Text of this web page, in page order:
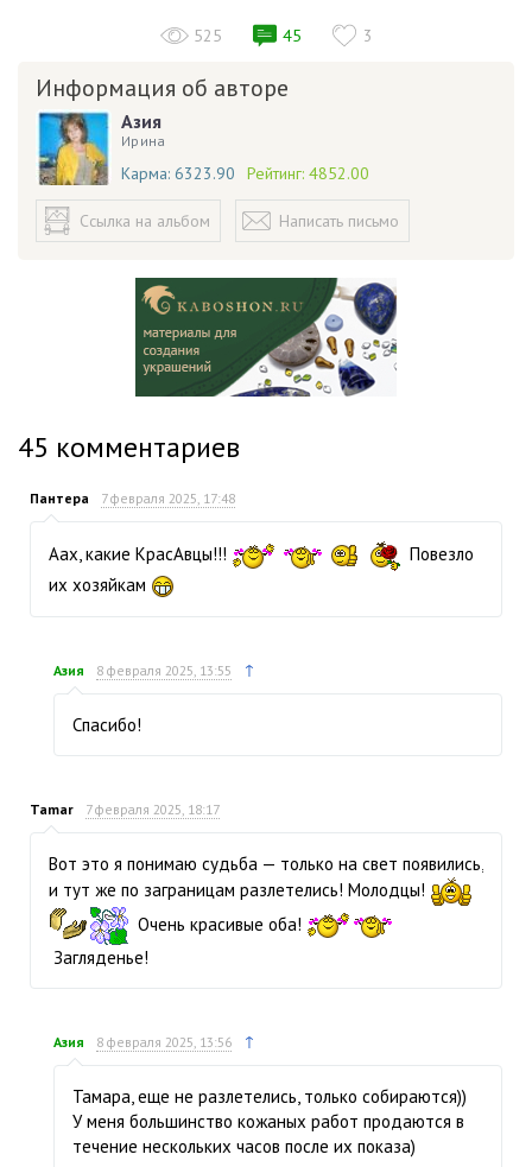
525 45 3
Информация об авторе
Азия
Ирина
Карма: 6323.90 Рейтинг: 4852.00
Ссылка на альбом Написать письмо
45 комментариев
Пантера 7 февраля 2025, 17:48
Аах, какие КрасАвцы!!!
Повезло
их хозяйкам
Азия 8 февраля 2025, 13:55 ↑
Спасибо!
Tamar 7 февраля 2025, 18:17
Вот это я понимаю судьба — только на свет появились,
и тут же по заграницам разлетелись! Молодцы!
Очень красивые оба!
Загляденье!
Азия 8 февраля 2025, 13:56 ↑
Тамара, еще не разлетелись, только собираются))
У меня большинство кожаных работ продаются в
течение нескольких часов после их показа)